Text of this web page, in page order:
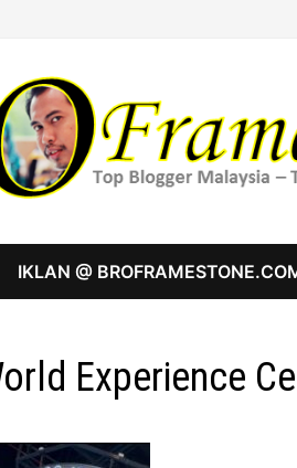
IKLAN @
Experience